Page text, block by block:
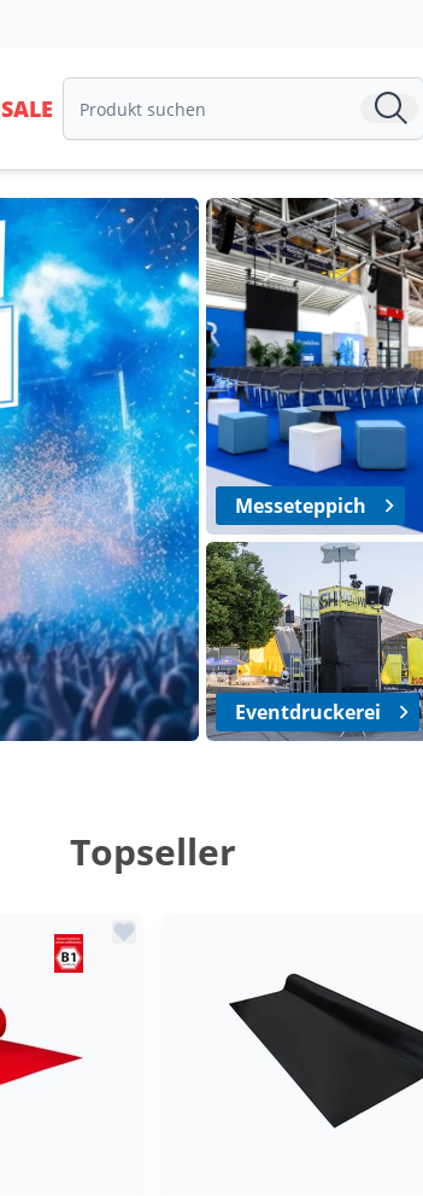
SALE
Messeteppich
Eventdruckerei
Topseller